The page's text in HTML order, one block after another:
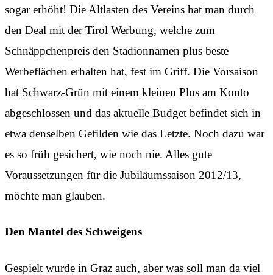
sogar erhöht! Die Altlasten des Vereins hat man durch
den Deal mit der Tirol Werbung, welche zum
Schnäppchenpreis den Stadionnamen plus beste
Werbeflächen erhalten hat, fest im Griff. Die Vorsaison
hat Schwarz-Grün mit einem kleinen Plus am Konto
abgeschlossen und das aktuelle Budget befindet sich in
etwa denselben Gefilden wie das Letzte. Noch dazu war
es so früh gesichert, wie noch nie. Alles gute
Voraussetzungen für die Jubiläumssaison 2012/13,
möchte man glauben.
Den Mantel des Schweigens
Gespielt wurde in Graz auch, aber was soll man da viel